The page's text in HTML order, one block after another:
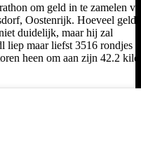
om geld in te zamelen
Oostenrijk. Hoeveel geld
duidelijk, maar hij zal
liep maar liefst 3516 rondjes
heen om aan zijn 42.2